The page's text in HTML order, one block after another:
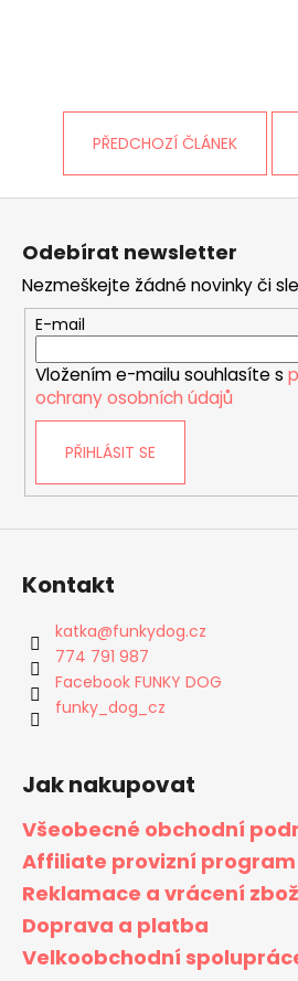
PŘEDCHOZÍ ČLÁNEK
Z
Odebírat newsletter
Nezmeškejte žádné novinky či
E-mail
Vložením e-mailu souhlasíte s
ochrany osobních údajů
PŘIHLÁSIT SE
Kontakt
katka@funkydog.cz
774 791 987
Facebook FUNKY DOG
funky_dog_cz
Jak nakupovat
Všeobecné obchodní
Affiliate provizní program
Reklamace a vrácení
Doprava a platba
Velkoobchodní